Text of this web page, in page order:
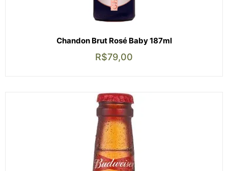
Chandon Brut Rosé Baby 187ml
R$79,00